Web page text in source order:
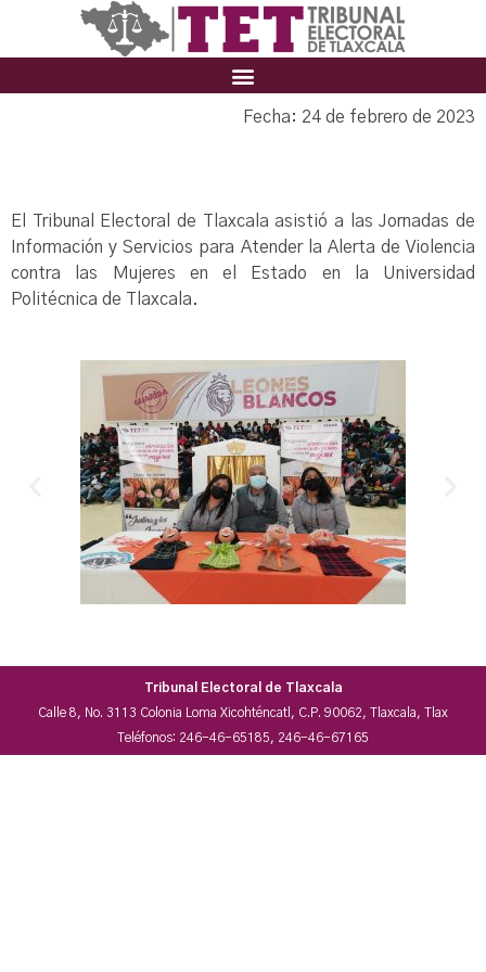
Fecha: 24 de febrero de 2023
El Tribunal Electoral de Tlaxcala asistió a las Jornadas de
Información y Servicios para Atender la Alerta de Violencia
contra las Mujeres en el Estado en la Universidad
Politécnica de Tlaxcala.
Tribunal Electoral de Tlaxcala
Calle 8, No. 3113 Colonia Loma Xicohténcatl, C.P. 90062, Tlaxcala, Tlax
Teléfonos: 246-46-65185, 246-46-67165